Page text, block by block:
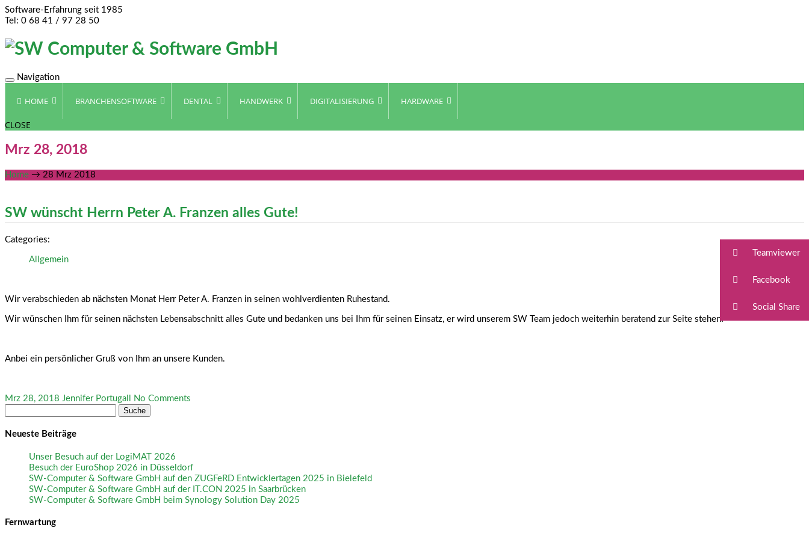
Software-Erfahrung seit 1985
Tel: 0 68 41 / 97 28 50
Toggle
Navigation
HOME BRANCHENSOFTWARE DENTAL HANDWERK DIGITALISIERUNG HARDWARE
CLOSE
Mrz 28, 2018
Home → 28 Mrz 2018
SW wünscht Herrn Peter A. Franzen alles Gute!
Categories:
Allgemein
Wir verabschieden ab nächsten Monat Herr Peter A. Franzen in seinen wohlverdienten Ruhestand.
Wir wünschen Ihm für seinen nächsten Lebensabschnitt alles Gute und bedanken uns bei Ihm für seinen Einsatz, er wird unserem SW Team jedoch weiterhin beratend zur Seite stehen!
Anbei ein persönlicher Gruß von Ihm an unsere Kunden.
Mrz 28, 2018 Jennifer Portugall
No Comments
nach:
Neueste Beiträge
Unser Besuch auf der LogiMAT 2026
Besuch der EuroShop 2026 in Düsseldorf
SW-Computer & Software GmbH auf den ZUGFeRD Entwicklertagen 2025 in Bielefeld
SW-Computer & Software GmbH auf der IT.CON 2025 in Saarbrücken
SW-Computer & Software GmbH beim Synology Solution Day 2025
Fernwartung
Teamviewer
Facebook
Social Share